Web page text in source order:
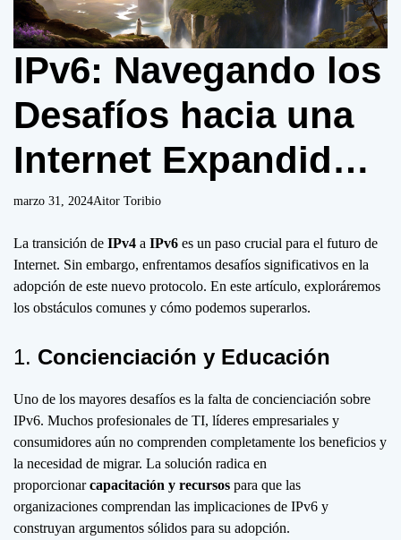
d
e
IPv6: Navegando los
Desafíos hacia una
Internet Expandida y
Segura
marzo 31, 2024Aitor Toribio
La transición de IPv4 a IPv6 es un paso crucial para el futuro de
Internet. Sin embargo, enfrentamos desafíos significativos en la
adopción de este nuevo protocolo. En este artículo, exploráremos
los obstáculos comunes y cómo podemos superarlos.
1. Concienciación y Educación
Uno de los mayores desafíos es la falta de concienciación sobre
IPv6. Muchos profesionales de TI, líderes empresariales y
consumidores aún no comprenden completamente los beneficios y
la necesidad de migrar. La solución radica en
proporcionarcapacitación y recursos para que las
organizaciones comprendan las implicaciones de IPv6 y
construyan argumentos sólidos para su adopción.